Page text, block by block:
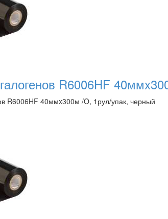
R6006HF
R6006HF 40ммx300м /O, 1рул/упак, черный